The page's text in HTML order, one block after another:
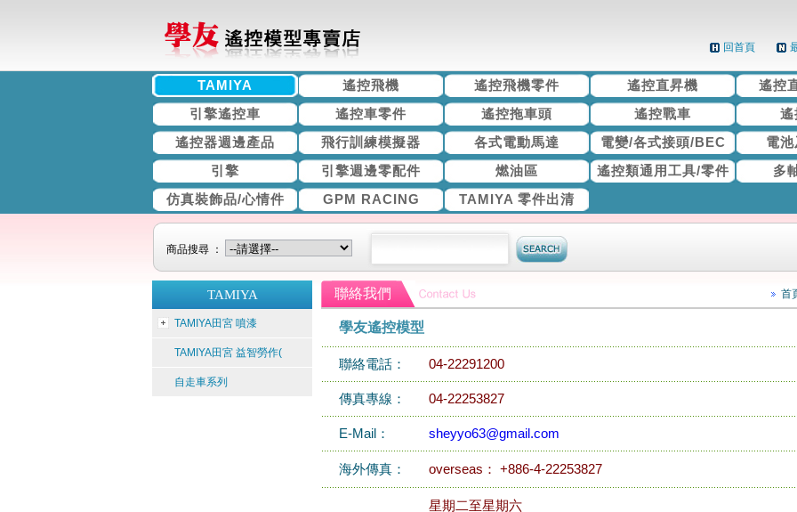
回首頁
TAMIYA 遙控飛機 遙控飛機零件 遙控直昇機
遙控
引擎遙控車
遙控車零件 遙控拖車頭 遙控戰車
遙
遙控器週邊產品
飛行訓練模擬器 各式電動馬達 電變/各式接頭/BEC
電
引擎
引擎週邊零配件 燃油區 遙控類通用工具/零件
多
仿真裝飾品/心情件
GPM RACING TAMIYA 零件出清
商品搜尋 ：
TAMIYA
TAMIYA田宮 噴漆
TAMIYA田宮 益智勞作(
自走車系列
聯絡我們 首
學友遙控模型
聯絡電話： 04-22291200
傳真專線： 04-22253827
E-Mail： sheyyo63@gmail.com
海外傳真： overseas： +886-4-22253827
星期二至星期六